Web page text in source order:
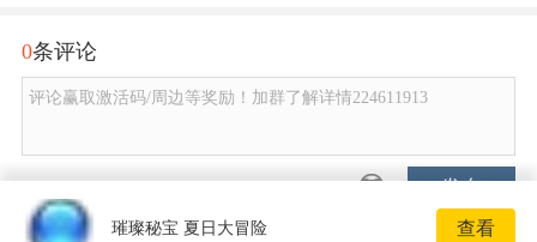
0条评论
评论赢取激活码/周边等奖励！加群了解详情224611913
发布
璀璨秘宝 夏日大冒险 查看